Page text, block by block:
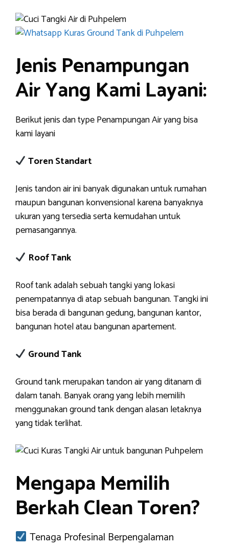
Jenis Penampungan
Air Yang Kami Layani:
Berikut jenis dan type Penampungan Air yang bisa
kami layani
Toren Standart
Jenis tandon air ini banyak digunakan untuk rumahan
maupun bangunan konvensional karena banyaknya
ukuran yang tersedia serta kemudahan untuk
pemasangannya.
Roof Tank
Roof tank adalah sebuah tangki yang lokasi
penempatannya di atap sebuah bangunan. Tangki ini
bisa berada di bangunan gedung, bangunan kantor,
bangunan hotel atau bangunan apartement.
Ground Tank
Ground tank merupakan tandon air yang ditanam di
dalam tanah. Banyak orang yang lebih memilih
menggunakan ground tank dengan alasan letaknya
yang tidak terlihat.
Mengapa Memilih
Berkah Clean Toren?
Tenaga Profesinal Berpengalaman